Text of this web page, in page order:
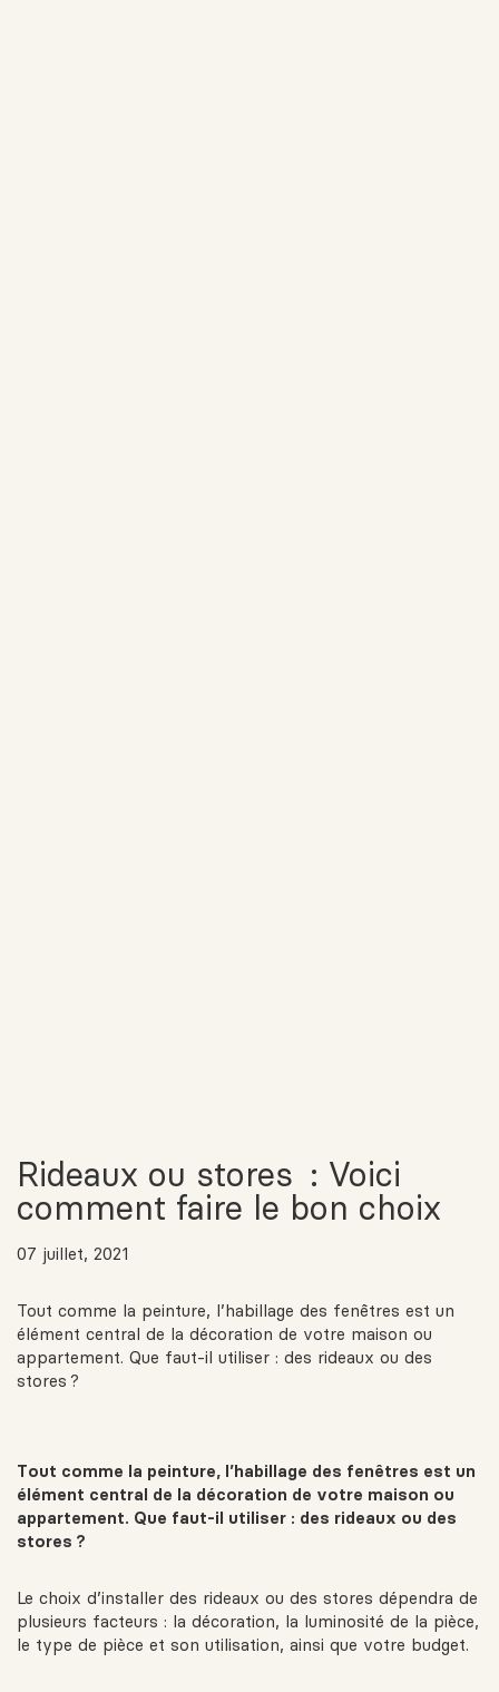
Rideaux ou stores : Voici
comment faire le bon choix
07 juillet, 2021
Tout comme la peinture, l’habillage des fenêtres est un
élément central de la décoration de votre maison ou
appartement. Que faut-il utiliser : des rideaux ou des
stores ?
Tout comme la peinture, l’habillage des fenêtres est un
élément central de la décoration de votre maison ou
appartement. Que faut-il utiliser : des rideaux ou des
stores ?
Le choix d’installer des rideaux ou des stores dépendra de
plusieurs facteurs : la décoration, la luminosité de la pièce,
le type de pièce et son utilisation, ainsi que votre budget.